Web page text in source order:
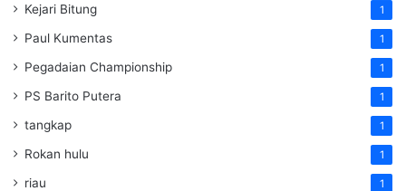
Kejari Bitung 1
Paul Kumentas 1
Pegadaian Championship 1
PS Barito Putera 1
tangkap 1
Rokan hulu 1
riau 1